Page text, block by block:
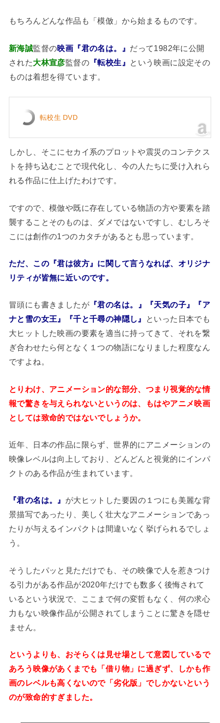
もちろんどんな作品も「模倣」から始まるものです。
新海誠監督の映画『君の名は。』 だって1982年に公開
された大林宣彦監督の 『転校生』
という映画に設定その
ものは着想を得ています。
転校生 DVD
しかし、そこにセカイ系のプロットや震災のコンテクス
トを持ち込むことで現代化し、今の人たちに受け入れら
れる作品に仕上げたわけです。
ですので、模倣や既に存在している物語の方や要素を踏
襲することそのものは、ダメではないですし、むしろそ
こには創作の1つのカタチがあるとも思っています。
ただ、この『君は彼方』に関して言うなれば、オリジナ
リティが皆無に近いのです。
冒頭にも書きましたが 『君の名は。』『天気の子』『ア
ナと雪の女王』『千と千尋の神隠し』
といった日本でも
大ヒットした映画の要素を適当に持ってきて、それを繋
ぎ合わせたら何となく１つの物語になりました程度なん
ですよね。
とりわけ、アニメーション的な部分、つまり視覚的な情
報で驚きを与えられないというのは、もはやアニメ映画
としては致命的ではないでしょうか。
近年、日本の作品に限らず、世界的にアニメーションの
映像レベルは向上しており、どんどんと視覚的にインパ
クトのある作品が生まれています。
『君の名は。』 が大ヒットした要因の１つにも美麗な背
景描写であったり、美しく壮大なアニメーションであっ
たりが与えるインパクトは間違いなく挙げられるでしょ
う。
そうしたパッと見ただけでも、その映像で人を惹きつけ
る引力がある作品が2020年だけでも数多く後悔されて
いるという状況で、ここまで何の変哲もなく、何の求心
力もない映像作品が公開されてしまうことに驚きを隠せ
ません。
というよりも、おそらくは見せ場として意図しているで
あろう映像があくまでも「借り物」に過ぎず、しかも作
画のレベルも高くないので「劣化版」でしかないという
のが致命的すぎました。